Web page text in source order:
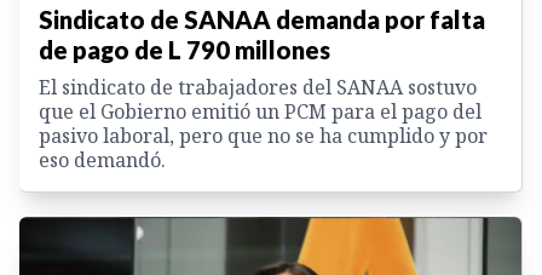
Sindicato de SANAA demanda por falta
de pago de L 790 millones
El sindicato de trabajadores del SANAA sostuvo
que el Gobierno emitió un PCM para el pago del
pasivo laboral, pero que no se ha cumplido y por
eso demandó.